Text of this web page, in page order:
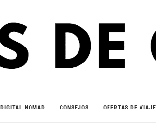
DIGITAL NOMAD CONSEJOS OFERTAS DE VIAJE